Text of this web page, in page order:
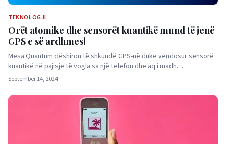
TEKNOLOGJI
Orët atomike dhe sensorët kuantikë mund të jenë
GPS e së ardhmes!
Mesa Quantum dëshiron të shkundë GPS-në duke vendosur sensorë
kuantikë në pajisje të vogla sa një telefon dhe aq i madh…
September 14, 2024